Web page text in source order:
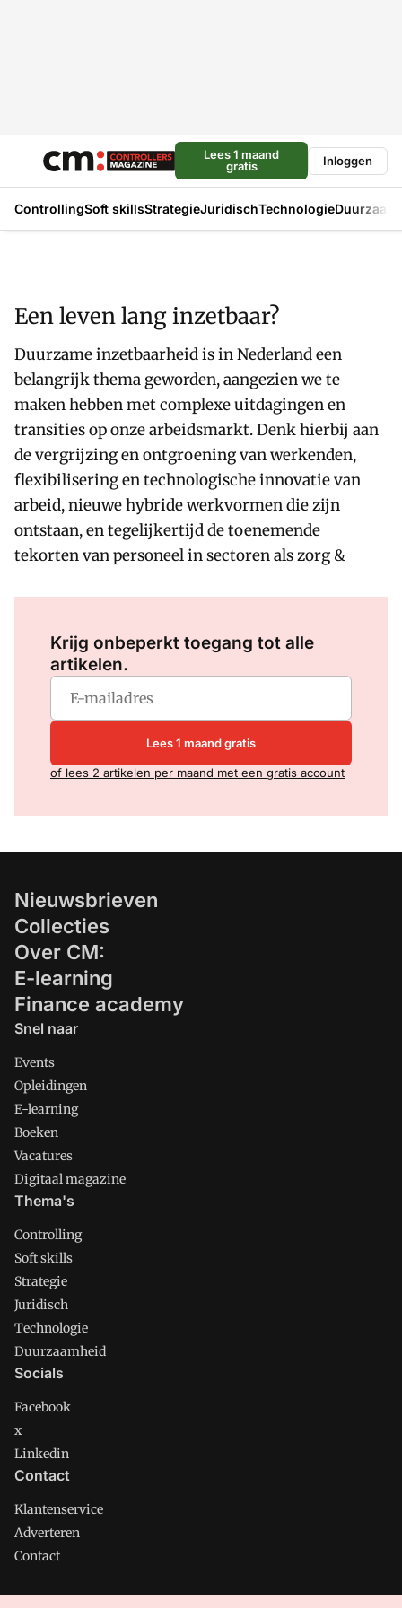
Lees 1 maand
gratis
Inloggen
ControllingSoft skillsStrategieJuridischTechnologie
Een leven lang inzetbaar?
Duurzame inzetbaarheid is in Nederland een
belangrijk thema geworden, aangezien we te
maken hebben met complexe uitdagingen en
transities op onze arbeidsmarkt. Denk hierbij aan
de vergrijzing en ontgroening van werkenden,
flexibilisering en technologische innovatie van
arbeid, nieuwe hybride werkvormen die zijn
ontstaan, en tegelijkertijd de toenemende
tekorten van personeel in sectoren als zorg &
Krijg onbeperkt toegang tot alle
artikelen.
Lees 1 maand gratis
of lees 2 artikelen per maand met een gratis account
Nieuwsbrieven
Collecties
Over CM:
E-learning
Finance academy
Snel naar
Events
Opleidingen
E-learning
Boeken
Vacatures
Digitaal magazine
Thema's
Controlling
Soft skills
Strategie
Juridisch
Technologie
Duurzaamheid
Socials
Facebook
x
Linkedin
Contact
Klantenservice
Adverteren
Contact